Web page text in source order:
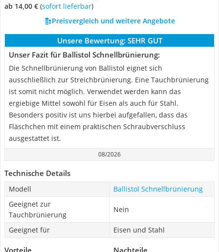
ab 14,00 € ( Sofort lieferbar)
Preisvergleich und weitere Angebote
Unsere Bewertung: SEHR GUT
Unser Fazit für Ballistol Schnellbrünierung:
Die Schnellbrünierung von Ballistol eignet sich
ausschließlich zur Streichbrünierung. Eine Tauchbrünierung
ist somit nicht möglich. Verwendet werden kann das
ergiebige Mittel sowohl für Eisen als auch für Stahl.
Besonders positiv ist uns hierbei aufgefallen, dass das
Fläschchen mit einem praktischen Schraubverschluss
ausgestattet ist.
08/2026
Technische Details
Modell
Ballistol Schnellbrünierung
Geeignet zur
Tauchbrünierung
Nein
Geeignet für Eisen und Stahl
Vorteile Nachteile